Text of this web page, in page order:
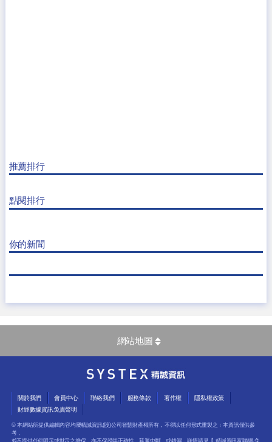
推薦排行
點閱排行
你的新聞
網站地圖
關於我們 會員中心 聯絡我們 服務條款 著作權
隱私權政策
財經數據資訊免責聲明
© 本網站所提供編輯內容均屬精誠資訊(股)公司智慧財產權所有，不得以任何形式重製之﹔本資訊僅供參
考，
並不提供任何明示或默示之擔保，亦不保證其正確性、延遲中斷、或錯漏，詳情請見【 精誠資訊富聯網-免